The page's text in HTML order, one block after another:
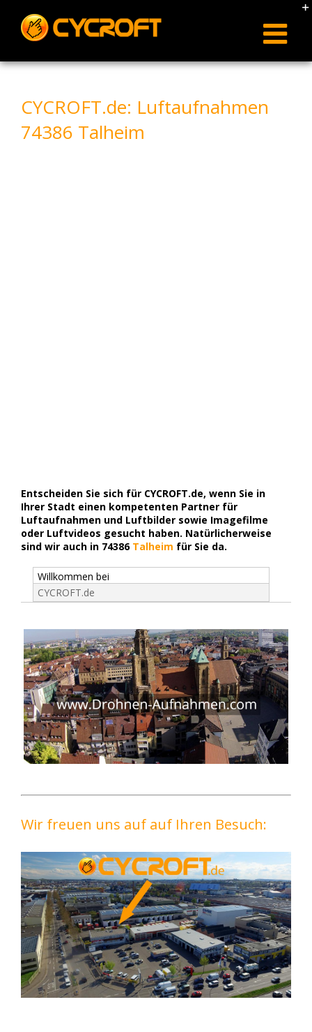
content
CYCROFT.de: Luftaufnahmen
74386 Talheim
Entscheiden Sie sich für CYCROFT.de, wenn Sie in
Ihrer Stadt einen kompetenten Partner für
Luftaufnahmen und Luftbilder sowie Imagefilme
oder Luftvideos gesucht haben. Natürlicherweise
sind wir auch in 74386 Talheim für Sie da.
Willkommen bei
CYCROFT.de
Wir freuen uns auf auf Ihren Besuch: